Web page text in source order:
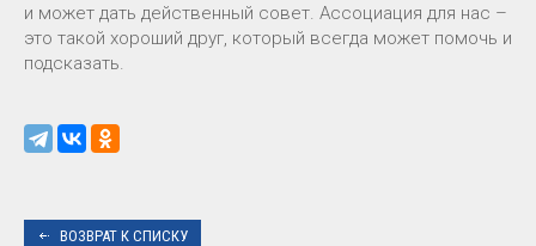
и может дать действенный совет. Ассоциация для нас –
это такой хороший друг, который всегда может помочь и
подсказать.
ВОЗВРАТ К СПИСКУ